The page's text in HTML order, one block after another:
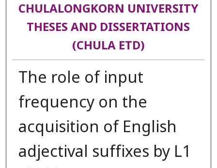
CHULALONGKORN UNIVERSITY
THESES AND DISSERTATIONS
(CHULA ETD)
The role of input
frequency on the
acquisition of English
adjectival suffixes by L1